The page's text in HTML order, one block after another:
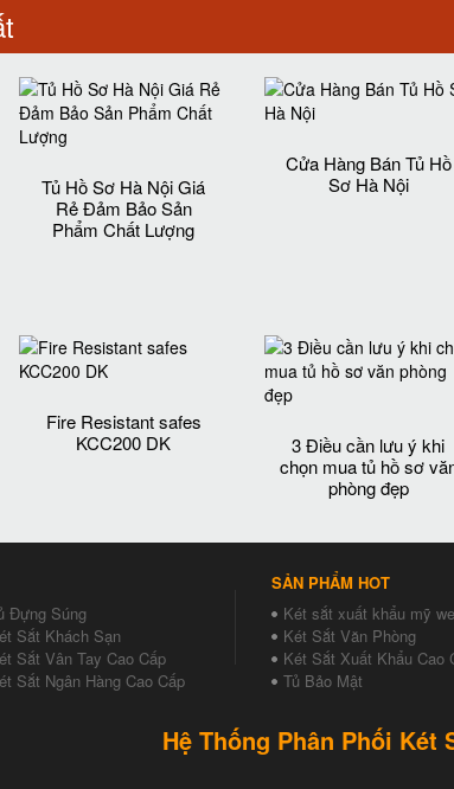
Tủ Hồ Sơ Hà Nội Giá
Rẻ Đảm Bảo Sản
Phẩm Chất Lượng‎
Cửa Hàng Bán Tủ Hồ
Sơ Hà Nội
Fire Resistant safes
KCC200 DK
3 Điều cần lưu ý khi
chọn mua tủ hồ sơ
phòng đẹp
Đựng Súng
Sắt Khách Sạn
Sắt Vân Tay Cao Cấp
Sắt Ngân Hàng Cao Cấp
SẢN PHẨM HOT
Két sắt xuất khẩu mỹ
Két Sắt Văn Phòng
Két Sắt Xuất Khẩu Cao
Tủ Bảo Mật
Hệ Thống Phân Phối Két